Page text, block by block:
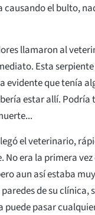
causando el bulto,
llamaron al
Esta
evidente que tenía
estar allí. Podría
el veterinario,
No era la primera
aun así estaba
de su clínica,
puede pasar